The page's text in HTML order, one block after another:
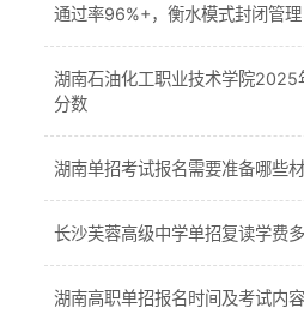
通过率96%+，衡水模式封闭管理
湖南石油化工职业技术学院2025
分数
湖南单招考试报名需要准备哪些材
长沙芙蓉高级中学单招复读学费
湖南高职单招报名时间及考试内